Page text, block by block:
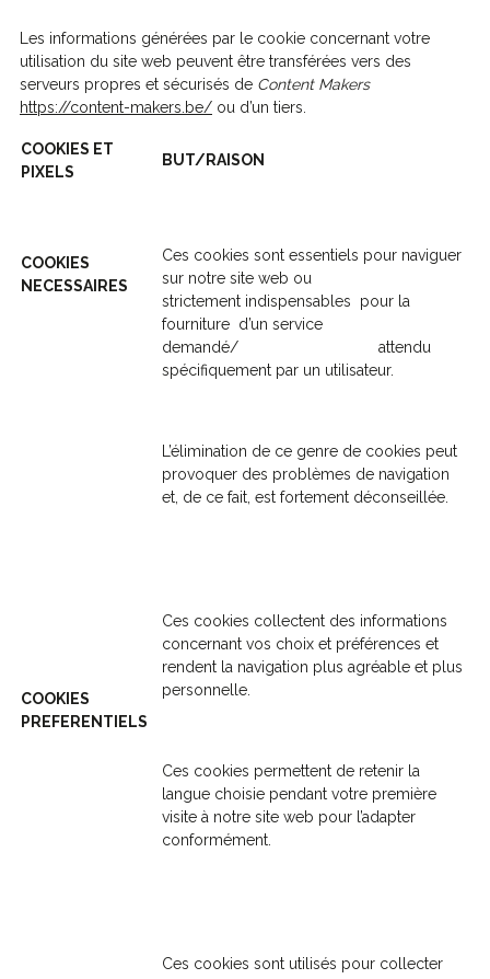
Les informations générées par le cookie concernant votre
utilisation du site web peuvent être transférées vers des
serveurs propres et sécurisés de Content Makers
https://content-makers.be/ ou d’un tiers.
COOKIES ET
PIXELS
BUT/RAISON
COOKIES
NECESSAIRES
Ces cookies sont essentiels pour naviguer
sur notre site web ou
strictement indispensables pour la
fourniture d’un service
demandé/ attendu
spécifiquement par un utilisateur.
L’élimination de ce genre de cookies peut
provoquer des problèmes de navigation
et, de ce fait, est fortement déconseillée.
COOKIES
PREFERENTIELS
Ces cookies collectent des informations
concernant vos choix et préférences et
rendent la navigation plus agréable et plus
personnelle.
Ces cookies permettent de retenir la
langue choisie pendant votre première
visite à notre site web pour l’adapter
conformément.
Ces cookies sont utilisés pour collecter